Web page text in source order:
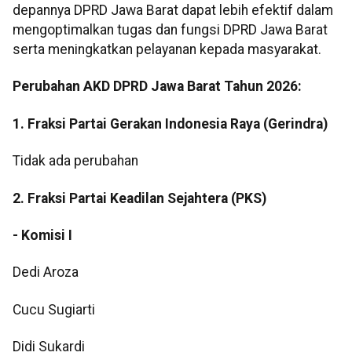
depannya DPRD Jawa Barat dapat lebih efektif dalam
mengoptimalkan tugas dan fungsi DPRD Jawa Barat
serta meningkatkan pelayanan kepada masyarakat.
Perubahan AKD DPRD Jawa Barat Tahun 2026:
1. Fraksi Partai Gerakan Indonesia Raya (Gerindra)
Tidak ada perubahan
2. Fraksi Partai Keadilan Sejahtera (PKS)
- Komisi I
Dedi Aroza
Cucu Sugiarti
Didi Sukardi